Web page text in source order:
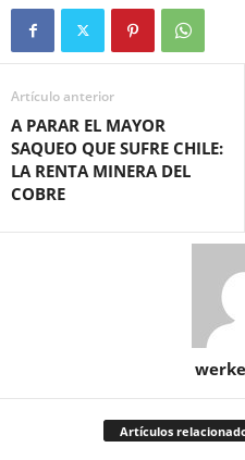
Artículo anterior
A PARAR EL MAYOR
SAQUEO QUE SUFRE CHILE:
LA RENTA MINERA DEL
COBRE
Artículos